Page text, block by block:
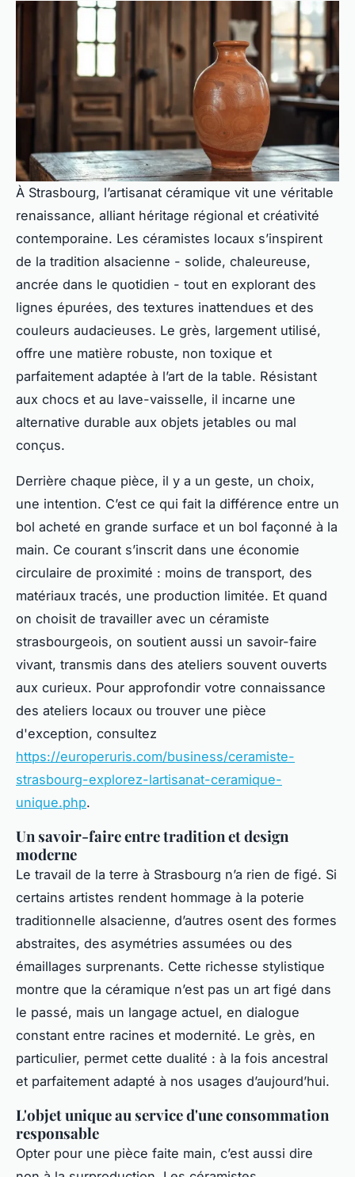
À Strasbourg, l’artisanat céramique vit une véritable
renaissance, alliant héritage régional et créativité
contemporaine. Les céramistes locaux s’inspirent
de la tradition alsacienne - solide, chaleureuse,
ancrée dans le quotidien - tout en explorant des
lignes épurées, des textures inattendues et des
couleurs audacieuses. Le grès, largement utilisé,
offre une matière robuste, non toxique et
parfaitement adaptée à l’art de la table. Résistant
aux chocs et au lave-vaisselle, il incarne une
alternative durable aux objets jetables ou mal
conçus.
Derrière chaque pièce, il y a un geste, un choix,
une intention. C’est ce qui fait la différence entre un
bol acheté en grande surface et un bol façonné à la
main. Ce courant s’inscrit dans une économie
circulaire de proximité : moins de transport, des
matériaux tracés, une production limitée. Et quand
on choisit de travailler avec un céramiste
strasbourgeois, on soutient aussi un savoir-faire
vivant, transmis dans des ateliers souvent ouverts
aux curieux. Pour approfondir votre connaissance
des ateliers locaux ou trouver une pièce
d'exception, consultez
https://europeruris.com/business/ceramiste-
strasbourg-explorez-lartisanat-ceramique-
unique.php.
Un savoir-faire entre tradition et design
moderne
Le travail de la terre à Strasbourg n’a rien de figé. Si
certains artistes rendent hommage à la poterie
traditionnelle alsacienne, d’autres osent des formes
abstraites, des asymétries assumées ou des
émaillages surprenants. Cette richesse stylistique
montre que la céramique n’est pas un art figé dans
le passé, mais un langage actuel, en dialogue
constant entre racines et modernité. Le grès, en
particulier, permet cette dualité : à la fois ancestral
et parfaitement adapté à nos usages d’aujourd’hui.
L'objet unique au service d'une consommation
responsable
Opter pour une pièce faite main, c’est aussi dire